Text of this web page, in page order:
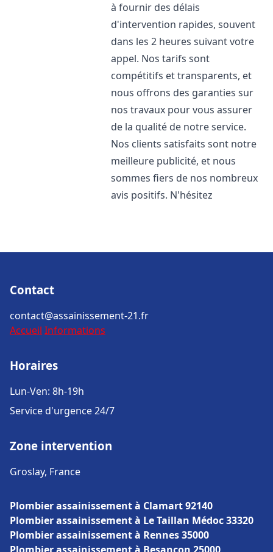
à fournir des délais
d'intervention rapides, souvent
dans les 2 heures suivant votre
appel. Nos tarifs sont
compétitifs et transparents, et
nous offrons des garanties sur
nos travaux pour vous assurer
de la qualité de notre service.
Nos clients satisfaits sont notre
meilleure publicité, et nous
sommes fiers de nos nombreux
avis positifs. N'hésitez
Contact
contact@assainissement-21.fr
Accueil Informations
Horaires
Lun-Ven: 8h-19h
Service d'urgence 24/7
Zone intervention
Groslay, France
Plombier assainissement à Clamart 92140
Plombier assainissement à Le Taillan Médoc 33320
Plombier assainissement à Rennes 35000